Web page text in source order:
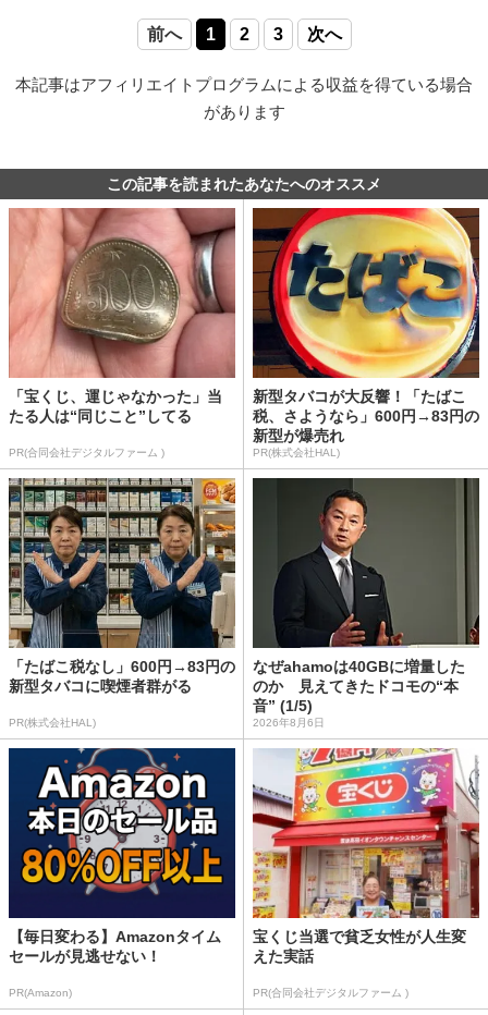
前へ 1 2 3 次へ
本記事はアフィリエイトプログラムによる収益を得ている場合
があります
この記事を読まれたあなたへのオススメ
「宝くじ、運じゃなかった」当
たる人は“同じこと”してる
PR(合同会社デジタルファーム )
新型タバコが大反響！「たばこ
税、さようなら」600円→83円の
新型が爆売れ
PR(株式会社HAL)
「たばこ税なし」600円→83円の
新型タバコに喫煙者群がる
PR(株式会社HAL)
なぜahamoは40GBに増量した
のか 見えてきたドコモの“本
音” (1/5)
2026年8月6日
【毎日変わる】Amazonタイム
セールが見逃せない！
PR(Amazon)
宝くじ当選で貧乏女性が人生変
えた実話
PR(合同会社デジタルファーム )